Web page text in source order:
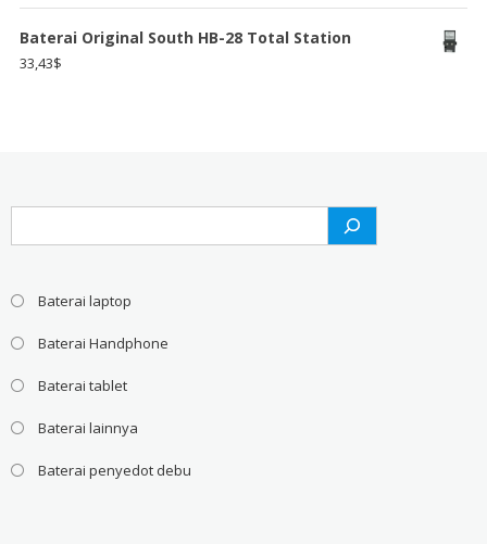
Baterai Original South HB-28 Total Station
33,43$
Baterai laptop
Baterai Handphone
Baterai tablet
Baterai lainnya
Baterai penyedot debu